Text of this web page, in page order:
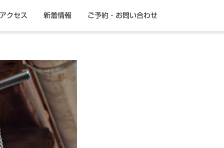
アクセス 新着情報 ご予約・お問い合わせ